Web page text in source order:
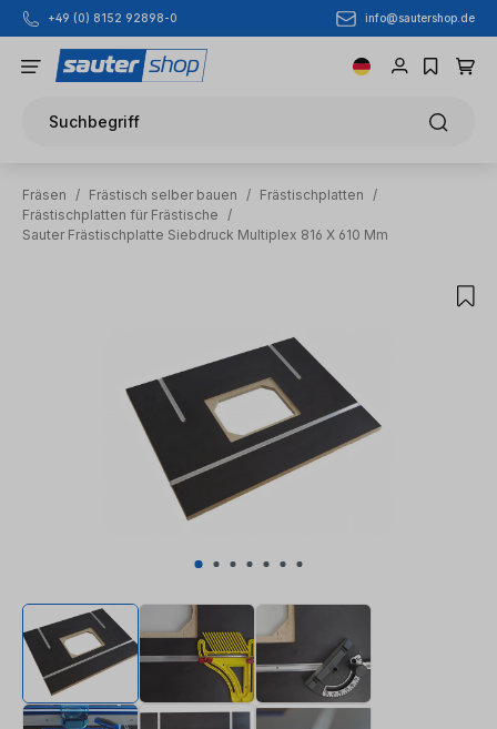
Zum Hauptinhalt springen
+49 (0) 8152 92898-0 info@sautershop.de
Suchbegriff
Fräsen / Frästisch selber bauen / Frästischplatten
/
Frästischplatten für Frästische
/
Sauter Frästischplatte Siebdruck Multiplex 816 X 610 Mm